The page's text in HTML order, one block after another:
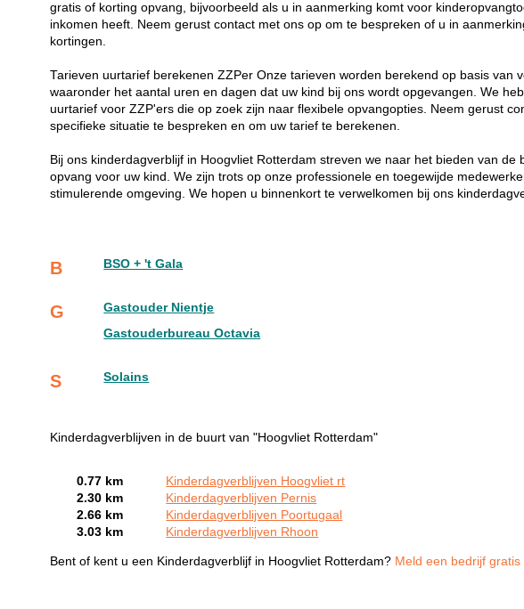
gratis of korting opvang, bijvoorbeeld als u in aanmerking komt voor
inkomen heeft. Neem gerust contact met ons op om te bespreken of u in
kortingen.
Tarieven uurtarief berekenen ZZPer Onze tarieven worden berekend op basis van
waaronder het aantal uren en dagen dat uw kind bij ons wordt opgevangen. We
uurtarief voor ZZP'ers die op zoek zijn naar flexibele opvangopties. Neem gerust
specifieke situatie te bespreken en om uw tarief te berekenen.
Bij ons kinderdagverblijf in Hoogvliet Rotterdam streven we naar het bieden van de
opvang voor uw kind. We zijn trots op onze professionele en toegewijde
stimulerende omgeving. We hopen u binnenkort te verwelkomen bij ons
B BSO + 't Gala
G
Gastouder Nientje
Gastouderbureau Octavia
S Solains
Kinderdagverblijven in de buurt van "Hoogvliet Rotterdam"
0.77 km
Kinderdagverblijven Hoogvliet rt
2.30 km
Kinderdagverblijven Pernis
2.66 km
Kinderdagverblijven Poortugaal
3.03 km
Kinderdagverblijven Rhoon
Bent of kent u een Kinderdagverblijf in Hoogvliet Rotterdam? Meld een bedrijf gratis